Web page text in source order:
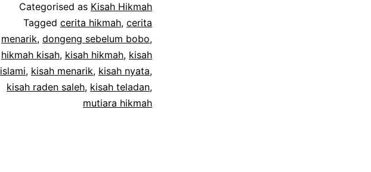
Categorised as Kisah Hikmah
Tagged cerita hikmah, cerita
menarik, dongeng sebelum bobo,
hikmah kisah, kisah hikmah, kisah
islami, kisah menarik, kisah nyata,
kisah raden saleh, kisah teladan,
mutiara hikmah